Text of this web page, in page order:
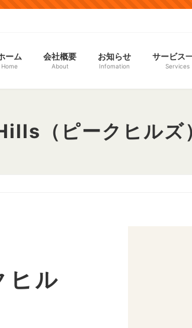
ーム
Home
会社概要
About
お知らせ
Infomation
サービス
Services
（ピークヒルズ
ヒル